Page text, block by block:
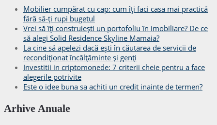
Mobilier cumpărat cu cap: cum îți faci casa mai practică
fără să-ți rupi bugetul
Vrei să îți construiești un portofoliu în imobiliare? De ce
să alegi Solid Residence Skyline Mamaia?
La cine să apelezi dacă ești în căutarea de servicii de
recondiționat încălțăminte și genți
Investitii in criptomonede: 7 criterii cheie pentru a face
alegerile potrivite
Este o idee buna sa achiti un credit inainte de termen?
Arhive Anuale